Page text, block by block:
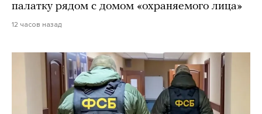
палатку рядом с домом «охраняемого лица»
12 часов назад